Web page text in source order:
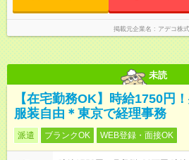
掲載元企業名 アデコ株
未読
【在宅勤務OK】時給1750円
服装自由＊東京で経理事務
派遣 ブランクOK WEB登録・面接OK